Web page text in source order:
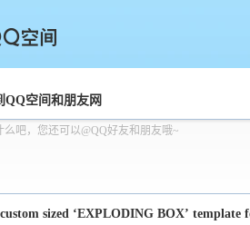
间
QQ空间和朋友网
么吧，您还可以@QQ好友和朋友哦~